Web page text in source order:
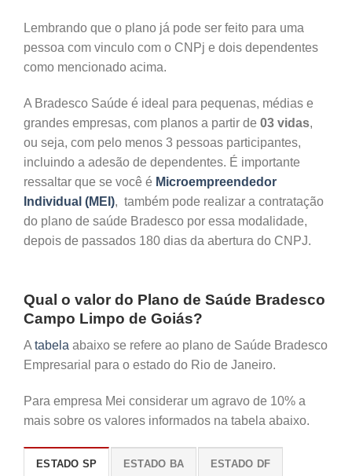
Lembrando que o plano já pode ser feito para uma
pessoa com vinculo com o CNPj e dois dependentes
como mencionado acima.
A Bradesco Saúde é ideal para pequenas, médias e
grandes empresas, com planos a partir de 03 vidas,
ou seja, com pelo menos 3 pessoas participantes,
incluindo a adesão de dependentes. É importante
ressaltar que se você é Microempreendedor
Individual (MEI), também pode realizar a contratação
do plano de saúde Bradesco por essa modalidade,
depois de passados 180 dias da abertura do CNPJ.
Qual o valor do Plano de Saúde Bradesco
Campo Limpo de Goiás?
A tabela abaixo se refere ao plano de Saúde Bradesco
Empresarial para o estado do Rio de Janeiro.
Para empresa Mei considerar um agravo de 10% a
mais sobre os valores informados na tabela abaixo.
ESTADO SP ESTADO BA ESTADO DF